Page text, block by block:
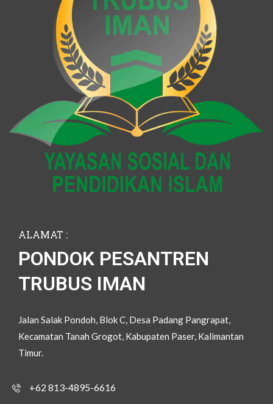
ALAMAT :
PONDOK PESANTREN
TRUBUS IMAN
Jalan Salak Pondoh, Blok C, Desa Padang Pangrapat,
Kecamatan Tanah Grogot, Kabupaten Paser, Kalimantan
Timur.
+62 813-4895-6616